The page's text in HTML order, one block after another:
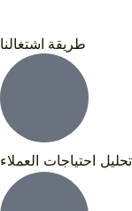
طريقة اشتغالنا
تحليل احتياجات العملاء